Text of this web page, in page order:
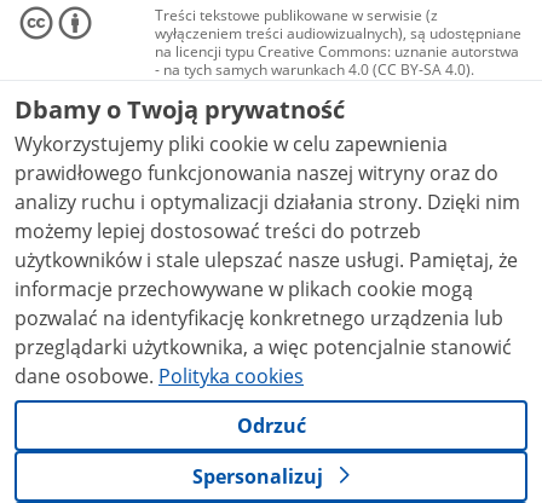
Treści tekstowe publikowane w serwisie (z
wyłączeniem treści audiowizualnych), są udostępniane
na licencji typu Creative Commons: uznanie autorstwa
- na tych samych warunkach 4.0 (CC BY-SA 4.0).
Materiały audiowizualne, w tym zdjęcia, materiały
audio i wideo, są udostępniane na licencji typu
Creative Commons: uznanie autorstwa użycie
niekomercyjne - bez utworów zależnych 4.0 (CC BY-
NC-ND 4.0), o ile nie jest to stwierdzone inaczej.
Dbamy o Twoją prywatność
Wykorzystujemy pliki cookie w celu zapewnienia
prawidłowego funkcjonowania naszej witryny oraz do
analizy ruchu i optymalizacji działania strony. Dzięki nim
możemy lepiej dostosować treści do potrzeb
użytkowników i stale ulepszać nasze usługi. Pamiętaj, że
informacje przechowywane w plikach cookie mogą
pozwalać na identyfikację konkretnego urządzenia lub
przeglądarki użytkownika, a więc potencjalnie stanowić
dane osobowe. Polityka cookies
Odrzuć
Spersonalizuj